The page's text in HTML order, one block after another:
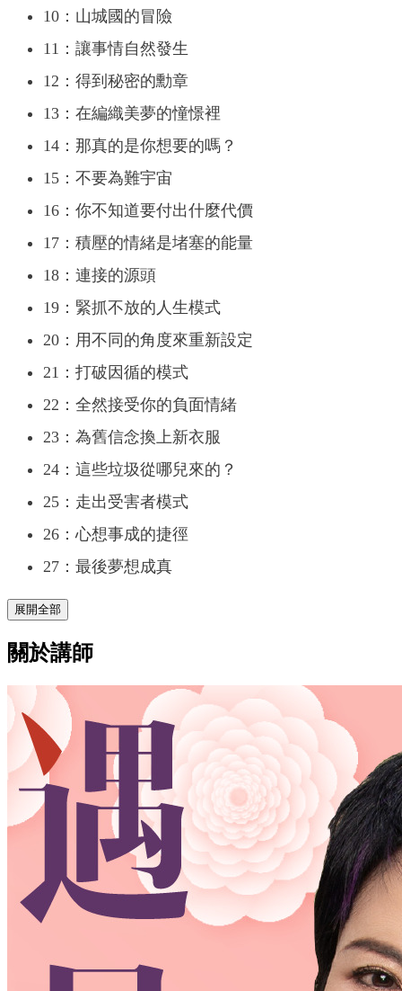
10：山城國的冒險
11：讓事情自然發生
12：得到秘密的勳章
13：在編織美夢的憧憬裡
14：那真的是你想要的嗎？
15：不要為難宇宙
16：你不知道要付出什麼代價
17：積壓的情緒是堵塞的能量
18：連接的源頭
19：緊抓不放的人生模式
20：用不同的角度來重新設定
21：打破因循的模式
22：全然接受你的負面情緒
23：為舊信念換上新衣服
24：這些垃圾從哪兒來的？
25：走出受害者模式
26：心想事成的捷徑
27：最後夢想成真
展開全部
關於講師